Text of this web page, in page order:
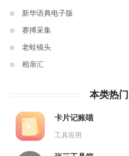
新华语典电子版
赛搏采集
老蛙镜头
相亲汇
本类热门
卡片记账喵
工具应用